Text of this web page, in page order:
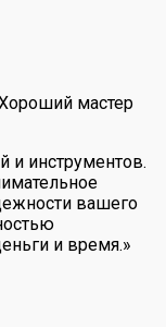
мастер
и инструментов.
вашего
и время.»